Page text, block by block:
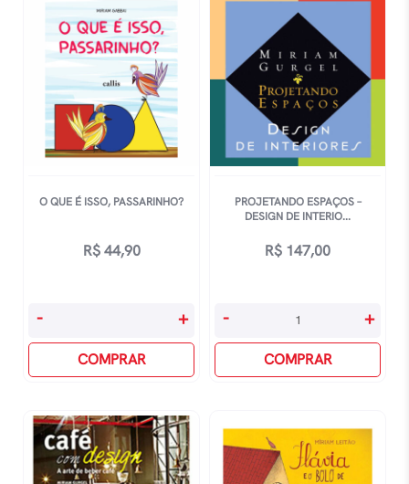
O QUE É ISSO, PASSARINHO?
R$44,90
O
Isso,
quantidade
- +
COMPRAR
PROJETANDO ESPAÇOS –
DESIGN DE INTERIO...
R$ 147,00
Projetando
Design
Interiores
quantidade
- +
COMPRAR